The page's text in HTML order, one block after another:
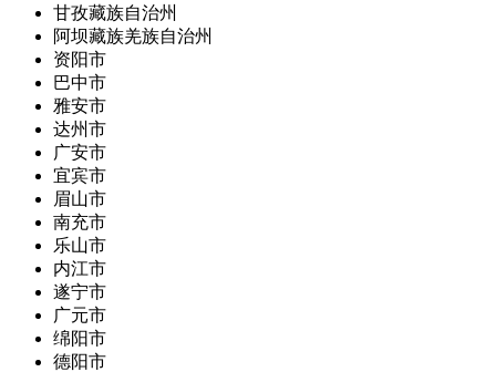
甘孜藏族自治州
阿坝藏族羌族自治州
资阳市
巴中市
雅安市
达州市
广安市
宜宾市
眉山市
南充市
乐山市
内江市
遂宁市
广元市
绵阳市
德阳市